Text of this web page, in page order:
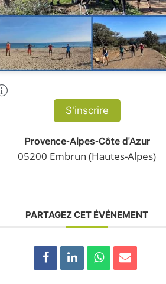
S'inscrire
Provence-Alpes-Côte d'Azur
05200 Embrun (Hautes-Alpes)
PARTAGEZ CET ÉVÉNEMENT